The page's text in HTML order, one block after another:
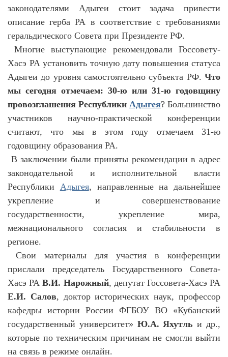
законодателями Адыгеи стоит задача привести
описание герба РА в соответствие с требованиями
геральдического Совета при Президенте РФ.
Многие выступающие рекомендовали Госсовету-
Хасэ РА установить точную дату повышения статуса
Адыгеи до уровня самостоятельно субъекта РФ. Что
мы сегодня отмечаем: 30-ю или 31-ю годовщину
провозглашения Республики Адыгея? Большинство
участников научно-практической конференции
считают, что мы в этом году отмечаем 31-ю
годовщину образования РА.
В заключении были приняты рекомендации в адрес
законодательной и исполнительной власти
Республики Адыгея, направленные на дальнейшее
укрепление и совершенствование
государственности, укрепление мира,
межнационального согласия и стабильности в
регионе.
Свои материалы для участия в конференции
прислали председатель Государственного Совета-
Хасэ РАВ.И. Нарожный, депутат Госсовета-Хасэ РА
Е.И. Салов, доктор исторических наук, профессор
кафедры истории России ФГБОУ ВО «Кубанский
государственный университет» Ю.А. Яхутльи др.,
которые по техническим причинам не смогли выйти
на связь в режиме онлайн.